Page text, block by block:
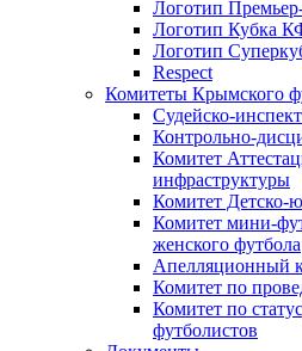
Логотип
Логотип Кубка
Логотип
Respect
Комитеты Крымского
Судейско-
Контрольно-
Комитет
инфраструктуры
Комитет Детско-
Комитет мини-
женского футбола
Апелляционный
Комитет по
Комитет по
футболистов